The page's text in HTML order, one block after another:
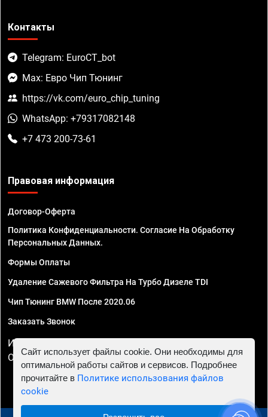
Контакты
Telegram: EuroCT_bot
Max: Евро Чип Тюнинг
https://vk.com/euro_chip_tuning
WhatsApp: +79317082148
+7 473 200-73-61
Правовая информация
Договор-Оферта
Политика Конфиденциальности. Согласие На Обработку
Персональных Данных.
Формы Оплаты
Удаление Сажевого Фильтра На Турбо Дизеле TDI
Чип Тюнинг BMW После 2020.06
Заказать Звонок
ИП Смирнов Георгий Павлович. ИНН 781302555843,
ОГРНИП 324470400032610
Сайт использует файлы cookie. Они необходимы для
оптимальной работы сайтов и сервисов. Подробнее
прочитайте в Политике использования файлов
cookie